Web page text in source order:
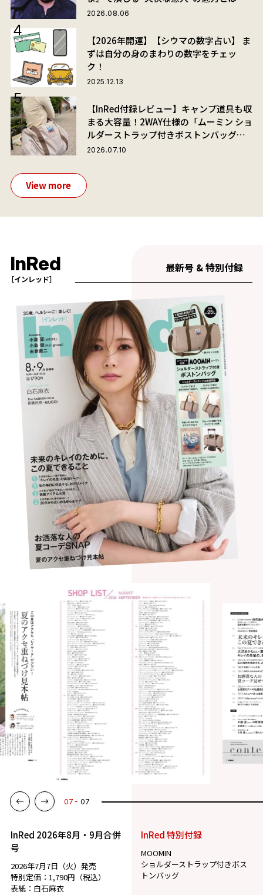
2026.08.06
【2026年開運】【シウマの数字占い】 ま
ずは自分の身のまわりの数字をチェッ
ク！
2025.12.13
【InRed付録レビュー】キャンプ道具も収
まる大容量！2WAY仕様の「ムーミン ショ
ルダーストラップ付きボストンバッグ」
が夏旅におすすめな理由
2026.07.10
View more
InRed
［インレッド］
最新号 & 特別付録
07 07
InRed 2026年8月・9月合併
号
2026年7月7日（火）発売
特別定価：1,790円（税込）
表紙：白石麻衣
InRed 特別付録
MOOMIN
ショルダーストラップ付きボス
トンバッグ